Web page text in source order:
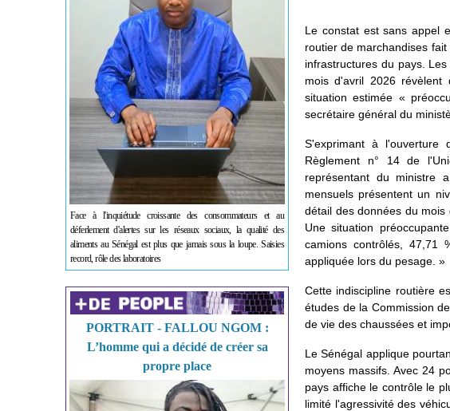
Face à l'inquiétude croissante des consommateurs et au
déferlement d'alertes sur les réseaux sociaux, la qualité des
aliments au Sénégal est plus que jamais sous la loupe. Saisies
record, rôle des laboratoires
PORTRAIT - FALLOU NGOM :
L’homme qui a décidé de créer sa
propre place
Le constat est sans appel
routier de marchandises
infrastructures du pays.
mois d'avril 2026
situation estimée «
secrétaire général du
S'exprimant à
Règlement n° 14 de
représentant du ministre
mensuels présentent un
détail des données du
Une situation
camions contrôlés, 47,71
appliquée lors du pesage. »
Cette indiscipline routière
études de la Commission
de vie des chaussées et
Le Sénégal applique
moyens massifs. Avec 24
pays affiche le contrôle le
limité l'agressivité des